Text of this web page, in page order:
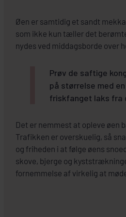
Øen er samtidig et sandt
som ikke kun tæller det
nydes ved middagsborde over
Prøv de saftige
på størrelse med
friskfanget laks fra
Det er nemmest at opleve øen
Trafikken er overskuelig, så
og friheden i at følge øens
skove, bjerge og
fornemmelse af virkelig at